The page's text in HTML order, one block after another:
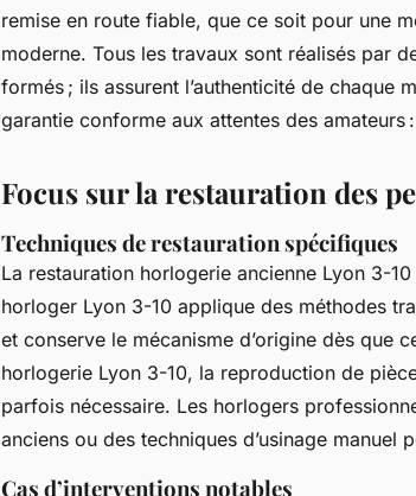
remise en route fiable, que ce soit pour une
moderne. Tous les travaux sont réalisés par
formés ; ils assurent l’authenticité de chaque
garantie conforme aux attentes des
Focus sur la restauration des
Techniques de restauration spécifiques
La restauration horlogerie ancienne Lyon 3-
horloger Lyon 3-10 applique des méthodes
et conserve le mécanisme d’origine dès que
horlogerie Lyon 3-10, la reproduction de
parfois nécessaire. Les horlogers
anciens ou des techniques d’usinage manuel
Cas d’interventions notables